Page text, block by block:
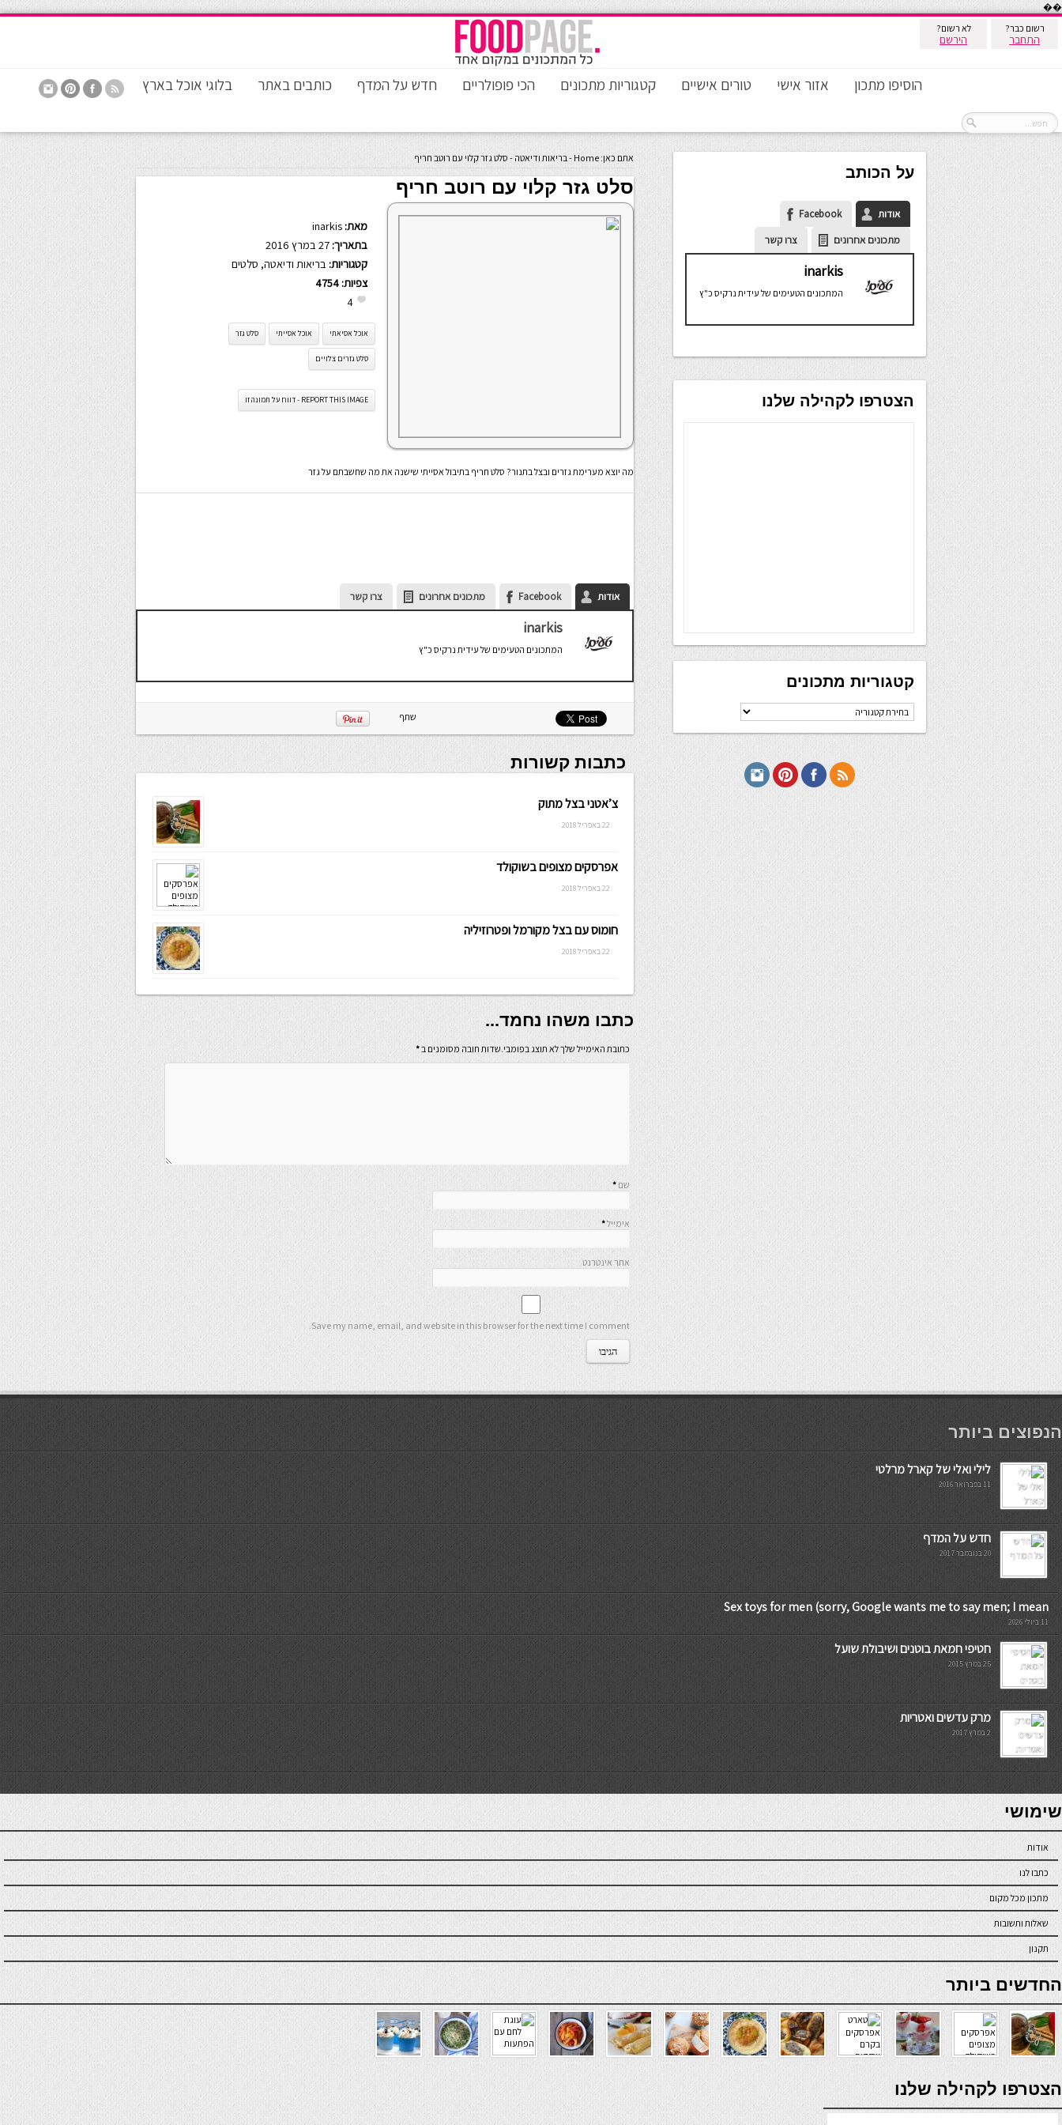
��
רשום כבר?
התחבר
לא רשום?
הירשם
הוסיפו מתכון אזור אישי טורים אישיים קטגוריות מתכונים הכי פופולריים חדש על המדף כותבים באתר בלוגי אוכל בארץ
אתם כאן: Home
-בריאות ודיאטה - סלט גזר קלוי עם רוטב חריף
סלט גזר קלוי עם רוטב חריף
מאת: inarkis
בתאריך:
קטגוריות: בריאות ודיאטה, סלטים
צפיות: 4754
4
אוכל אסיאתי אוכל אסייתי סלט גזר
סלט גזרים צלויים
REPORT THIS IMAGE - דווח על תמונה זו
מה יוצא מערימת גזרים ובצל בתנור? סלט חריף בתיבול אסייתי שישנה את מה שחשבתם על גזר
אודות Facebook מתכונים אחרונים צרו קשר
inarkis
המתכונים הטעימים של עידית נרקיס כ"ץ
שתף
כתבות קשורות
צ’אטני בצל מתוק
22 באפריל 2018
אפרסקים מצופים בשוקולד
22 באפריל 2018
חומוס עם בצל מקורמל ופטרוזיליה
22 באפריל 2018
כתבו משהו נחמד...
כתובת האימייל שלך לא תוצג בפומבי.שדות חובה מסומנים ב*
שם *
אימייל*
אתר אינטרנט
Save my name, email, and website in this browser for the next time I comment.
על הכותב
אודות
Facebook
מתכונים אחרונים
צרו קשר
inarkis
המתכונים הטעימים של עידית נרקיס כ"ץ
הצטרפו לקהילה שלנו
קטגוריות מתכונים
קטגוריות
מתכונים
мостбет кг
הנפוצים ביותר
לילי ואלי של קארל מרלטי
11 בפברואר 2016
חדש על המדף
20 בנובמבר 2017
Sex toys for men (sorry, Google wants me to say men; I mean
11 ביולי 2026
חטיפי חמאת בוטנים ושיבולת שועל
25 במרץ 2015
מרק עדשים ואטריות
2 במרץ 2017
7slots
seriöse online casinos österreich
שימושי
אודות
כתבו לנו
מתכון מכל מקום
שאלות ותשובות
תקנון
online casino
החדשים ביותר
verde casino
הצטרפו לקהילה שלנו